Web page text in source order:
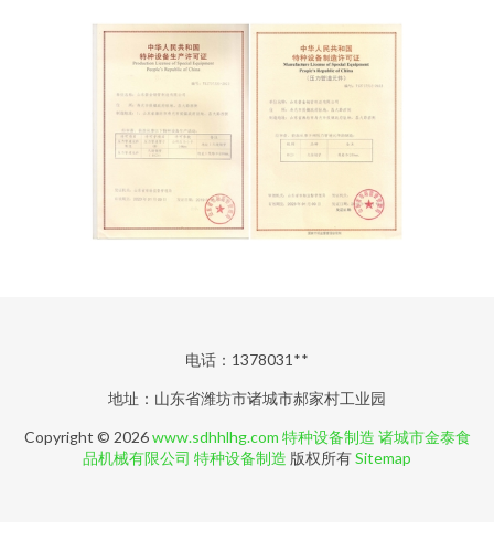
电话：1378031**
地址：山东省潍坊市诸城市郝家村工业园
Copyright © 2026www.sdhhlhg.com 特种设备制造 诸城市金泰食
品机械有限公司 特种设备制造 版权所有Sitemap